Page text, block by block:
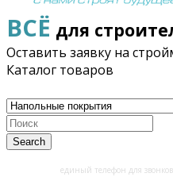
ВСЁ для
Оставить заявку на
Каталог товаров
Search
единый телефон для звонков